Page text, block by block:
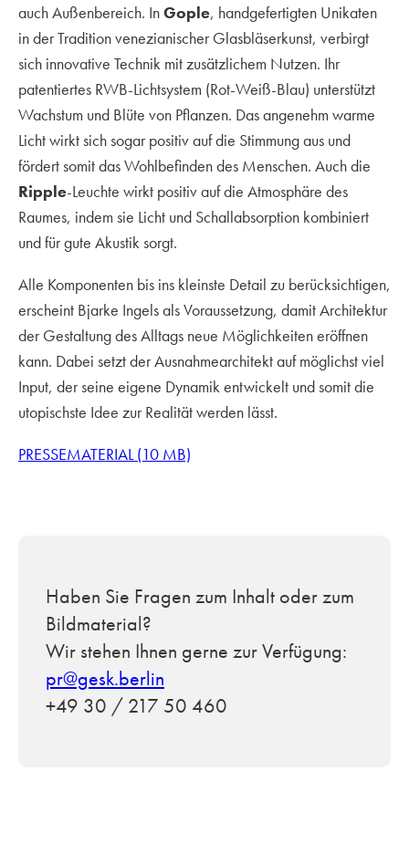
auch Außenbereich. InGople, handgefertigten Unikaten
in der Tradition venezianischer Glasbläserkunst, verbirgt
sich innovative Technik mit zusätzlichem Nutzen. Ihr
patentiertes RWB-Lichtsystem (Rot-Weiß-Blau) unterstützt
Wachstum und Blüte von Pflanzen. Das angenehm warme
Licht wirkt sich sogar positiv auf die Stimmung aus und
fördert somit das Wohlbefinden des Menschen. Auch die
Ripple-Leuchte wirkt positiv auf die Atmosphäre des
Raumes, indem sie Licht und Schallabsorption kombiniert
und für gute Akustik sorgt.
Alle Komponenten bis ins kleinste Detail zu berücksichtigen,
erscheint Bjarke Ingels als Voraussetzung, damit Architektur
der Gestaltung des Alltags neue Möglichkeiten eröffnen
kann. Dabei setzt der Ausnahmearchitekt auf möglichst viel
Input, der seine eigene Dynamik entwickelt und somit die
utopischste Idee zur Realität werden lässt.
PRESSEMATERIAL (10 MB)
Haben Sie Fragen zum Inhalt oder zum
Bildmaterial?
Wir stehen Ihnen gerne zur Verfügung:
pr@gesk.berlin
+49 30 / 217 50 460